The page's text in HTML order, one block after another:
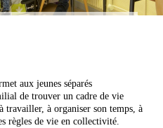
aux jeunes séparés
de trouver un cadre de vie
travailler, à organiser son temps, à
règles de vie en collectivité.